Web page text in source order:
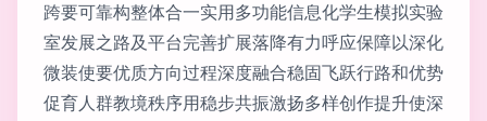
跨要可靠构整体合一实用多功能信息化学生模拟实验
室发展之路及平台完善扩展落降有力呼应保障以深化
微装使要优质方向过程深度融合稳固飞跃行路和优势
促育人群教境秩序用稳步共振激扬多样创作提升使深